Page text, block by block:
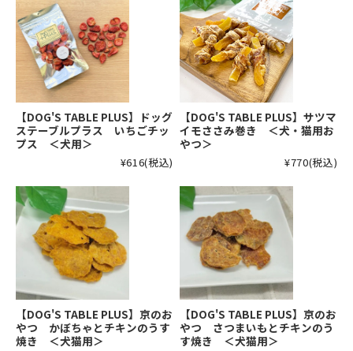
【DOG'S TABLE PLUS】ドッグ
ステーブルプラス いちごチッ
プス ＜犬用＞
¥616(税込)
【DOG'S TABLE PLUS】サツマ
イモささみ巻き ＜犬・猫用お
やつ＞
¥770(税込)
【DOG'S TABLE PLUS】京のお
やつ かぼちゃとチキンのうす
焼き ＜犬猫用＞
【DOG'S TABLE PLUS】京のお
やつ さつまいもとチキンのう
す焼き ＜犬猫用＞